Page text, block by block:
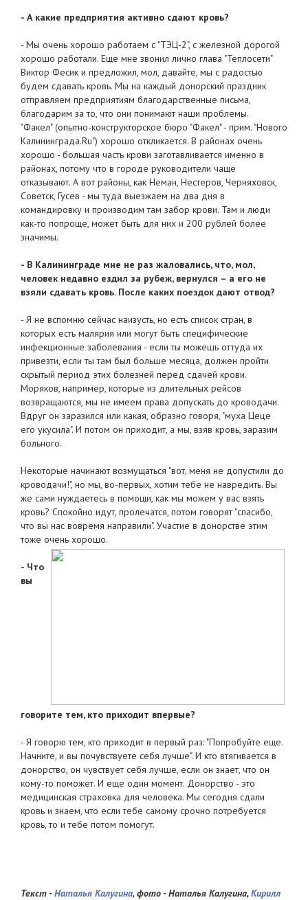
- А какие предприятия активно сдают кровь?
- Мы очень хорошо работаем с "ТЭЦ-2", с железной дорогой
хорошо работали. Еще мне звонил лично глава "Теплосети"
Виктор Фесик и предложил, мол, давайте, мы с радостью
будем сдавать кровь. Мы на каждый донорский праздник
отправляем предприятиям благодарственные письма,
благодарим за то, что они понимают наши проблемы.
"Факел" (опытно-конструкторское бюро "Факел" - прим. "Нового
Калининграда.Ru") хорошо откликается. В районах очень
хорошо - большая часть крови заготавливается именно в
районах, потому что в городе руководители чаще
отказывают. А вот районы, как Неман, Нестеров, Черняховск,
Советск, Гусев - мы туда выезжаем на два дня в
командировку и производим там забор крови. Там и люди
как-то попроще, может быть для них и 200 рублей более
значимы.
- В Калининграде мне не раз жаловались, что, мол,
человек недавно ездил за рубеж, вернулся – а его не
взяли сдавать кровь. После каких поездок дают отвод?
- Я не вспомню сейчас наизусть, но есть список стран, в
которых есть малярия или могут быть специфические
инфекционные заболевания - если ты можешь оттуда их
привезти, если ты там был больше месяца, должен пройти
скрытый период этих болезней перед сдачей крови.
Моряков, например, которые из длительных рейсов
возвращаются, мы не имеем права допускать до кроводачи.
Вдруг он заразился или какая, образно говоря, "муха Цеце
его укусила". И потом он приходит, а мы, взяв кровь, заразим
больного.
Некоторые начинают возмущаться "вот, меня не допустили до
кроводачи!", но мы, во-первых, хотим тебе не навредить. Вы
же сами нуждаетесь в помощи, как мы можем у вас взять
кровь? Спокойно идут, пролечатся, потом говорят "спасибо,
что вы нас вовремя направили". Участие в донорстве этим
тоже очень хорошо.
- Что
вы
говорите тем, кто приходит впервые?
- Я говорю тем, кто приходит в первый раз: "Попробуйте еще.
Начните, и вы почувствуете себя лучше". И кто втягивается в
донорство, он чувствует себя лучше, если он знает, что он
кому-то поможет. И еще один момент. Донорство - это
медицинская страховка для человека. Мы сегодня сдали
кровь и знаем, что если тебе самому срочно потребуется
кровь, то и тебе потом помогут.
Текст -Наталья Калугина, фото - Наталья Калугина,Кирилл